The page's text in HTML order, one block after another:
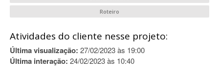
Roteiro
Atividades do cliente nesse projeto:
Última visualização: 27/02/2023 às 19:00
Última interação: 24/02/2023 às 10:40